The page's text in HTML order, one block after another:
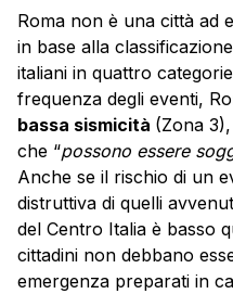
Roma non è una città ad
in base alla
italiani in quattro
frequenza degli eventi,
bassa sismicità (Zona
che “possono essere
Anche se il rischio di un
distruttiva di quelli
del Centro Italia è basso
cittadini non debbano
emergenza preparati in